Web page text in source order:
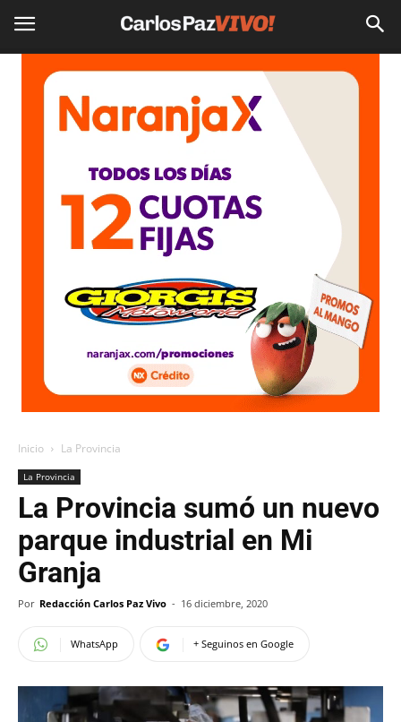
Inicio La Provincia
La Provincia
La Provincia sumó un nuevo
parque industrial en Mi
Granja
Por Redacción Carlos Paz Vivo - 16 diciembre, 2020
WhatsApp + Seguinos en Google